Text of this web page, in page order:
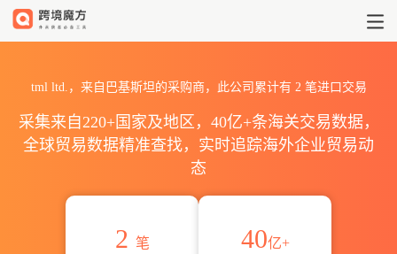
tml ltd.，来自巴基斯坦的采购商，此公司累计有 2笔进口交易
采集来自220+国家及地区，40亿+条海关交易数据，
全球贸易数据精准查找，实时追踪海外企业贸易动
态
2 笔
40亿+